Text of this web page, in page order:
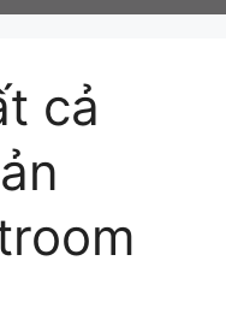
cả